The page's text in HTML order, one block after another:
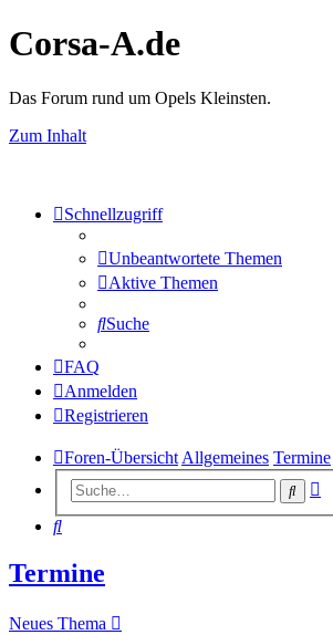
Corsa-A.de
Das Forum rund um Opels Kleinsten.
Zum Inhalt
Schnellzugriff
Unbeantwortete Themen
Aktive Themen
Suche
FAQ
Anmelden
Registrieren
Foren-Übersicht Allgemeines Termine
Suche
Suche
Termine
Neues Thema